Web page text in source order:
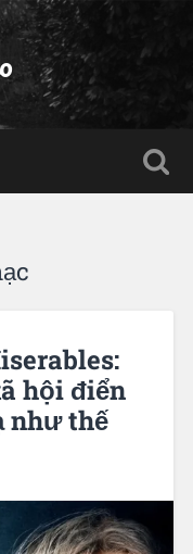
hội điển
như thế